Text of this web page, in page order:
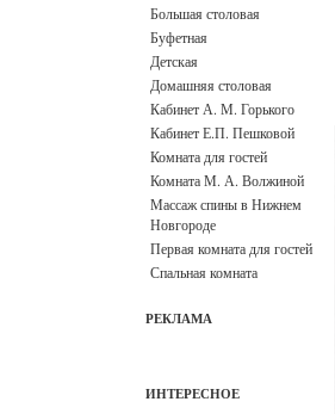
Большая столовая
Буфетная
Детская
Домашняя столовая
Кабинет А. М. Горького
Кабинет Е.П. Пешковой
Комната для гостей
Комната М. А. Волжиной
Массаж спины в Нижнем
Новгороде
Первая комната для гостей
Спальная комната
РЕКЛАМА
ИНТЕРЕСНОЕ